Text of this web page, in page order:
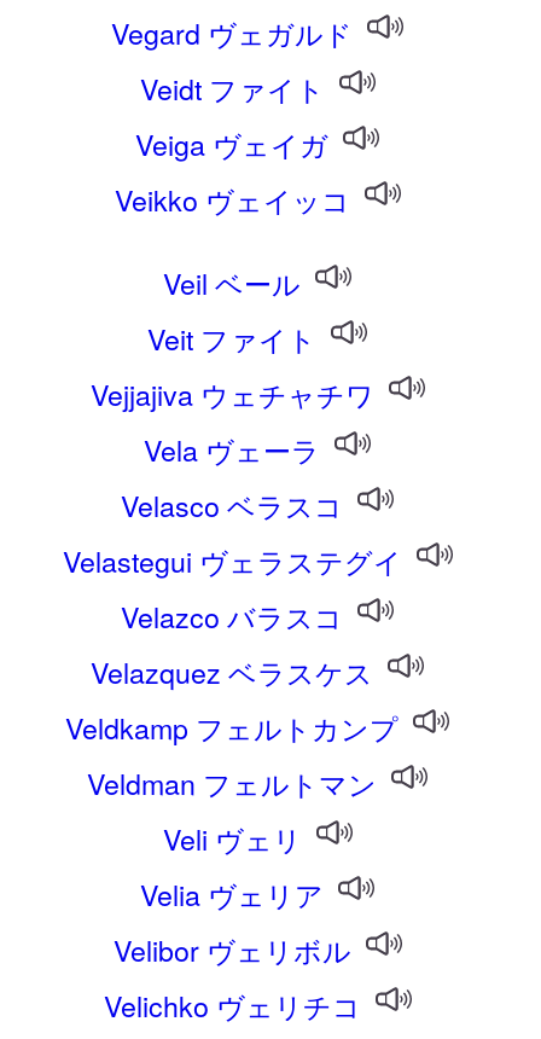
Vegard ヴェガルド
Veidt ファイト
Veiga ヴェイガ
Veikko ヴェイッコ
Veil ベール
Veit ファイト
Vejjajiva ウェチャチワ
Vela ヴェーラ
Velasco ベラスコ
Velastegui ヴェラステグイ
Velazco バラスコ
Velazquez ベラスケス
Veldkamp フェルトカンプ
Veldman フェルトマン
Veli ヴェリ
Velia ヴェリア
Velibor ヴェリボル
Velichko ヴェリチコ